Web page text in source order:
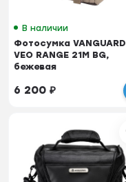
В наличии
Фотосумка VANGUARD
VEO RANGE 21M BG,
бежевая
6 200₽